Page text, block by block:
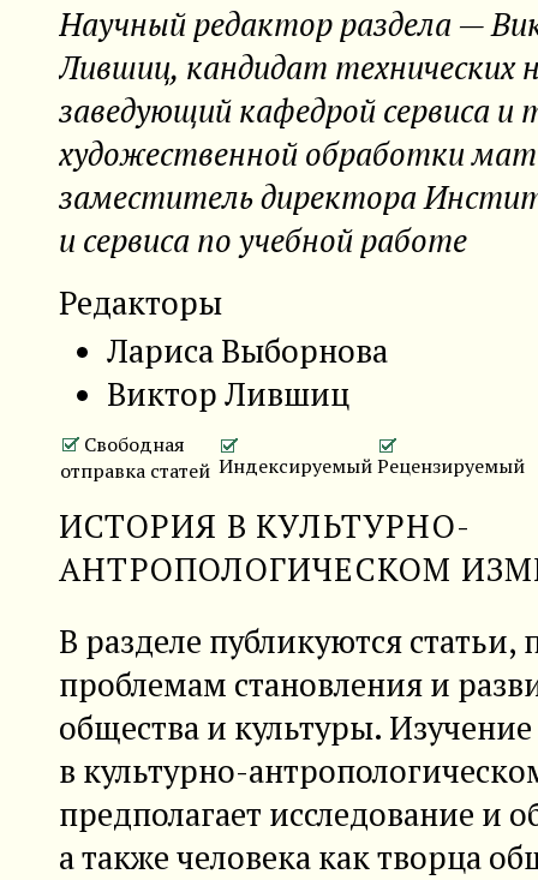
Научный редактор раздела —
Лившиц, кандидат технических
заведующий кафедрой сервиса и
художественной обработки
заместитель директора
и сервиса по учебной работе
Редакторы
Лариса Выборнова
Виктор Лившиц
Свободная
отправка статей ИндексируемыйРецензируемый
ИСТОРИЯ В КУЛЬТУРНО-
АНТРОПОЛОГИЧЕСКОМ
В разделе публикуются
проблемам становления и
общества и культуры.
в культурно-
предполагает исследование и
а также человека как творца